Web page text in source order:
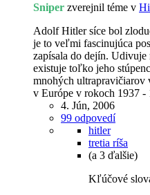
Sniper zverejnil téme v
Adolf Hitler síce bol
je to veľmi fascinujúca
zapísala do dejín. Udivuje
existuje toľko jeho
mnohých ultrapravičiarov
v Európe v rokoch 1937 -
4. Jún, 2006
99 odpovedí
hitler
tretia ríša
(a 3 ďalšie)
Kľúčové